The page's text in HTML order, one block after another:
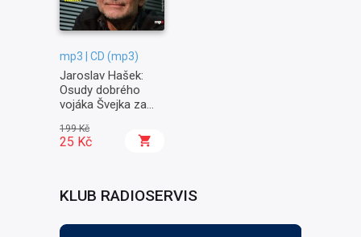
mp3 | CD (mp3)
Jaroslav Hašek:
Osudy dobrého
vojáka Švejka za
Na frontě
199 Kč
25 Kč
KLUB RADIOSERVIS